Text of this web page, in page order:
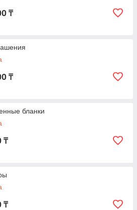
₸
₸
бланки
₸
₸